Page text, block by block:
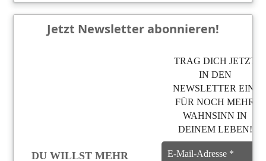
Jetzt Newsletter abonnieren!
DU WILLST MEHR
TRAG DICH JETZT
IN DEN
NEWSLETTER EIN,
FÜR NOCH MEHR
WAHNSINN IN
DEINEM LEBEN!